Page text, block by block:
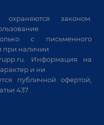
законом.
с письменного
при наличии
. Информация на
и ни
публичной офертой,
437